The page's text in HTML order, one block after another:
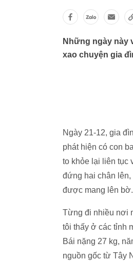
Những ngày này
xao chuyện gia
Ngày 21-12, gia
phát hiện có con
to khỏe lại liên tục
đứng hai chân
được mang lên
Từng đi nhiều nơi
tôi thấy ở các tỉnh
Bái nặng 27 kg,
nguồn gốc từ Tây